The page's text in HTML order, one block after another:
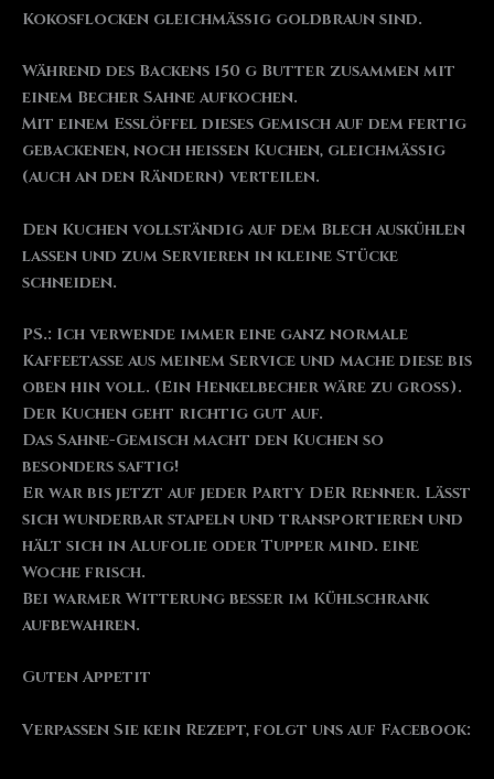
Kokosflocken gleichmäßig goldbraun sind.
Während des Backens 150 g Butter zusammen mit
einem Becher Sahne aufkochen.
Mit einem Esslöffel dieses Gemisch auf dem fertig
gebackenen, noch heißen Kuchen, gleichmäßig
(auch an den Rändern) verteilen.
Den Kuchen vollständig auf dem Blech auskühlen
lassen und zum Servieren in kleine Stücke
schneiden.
PS.: Ich verwende immer eine ganz normale
Kaffeetasse aus meinem Service und mache diese bis
oben hin voll. (Ein Henkelbecher wäre zu groß).
Der Kuchen geht richtig gut auf.
Das Sahne-Gemisch macht den Kuchen so
besonders saftig!
Er war bis jetzt auf jeder Party DER Renner. Lässt
sich wunderbar stapeln und transportieren und
hält sich in Alufolie oder Tupper mind. eine
Woche frisch.
Bei warmer Witterung besser im Kühlschrank
aufbewahren.
Guten Appetit
Verpassen Sie kein Rezept, folgt uns auf Facebook: